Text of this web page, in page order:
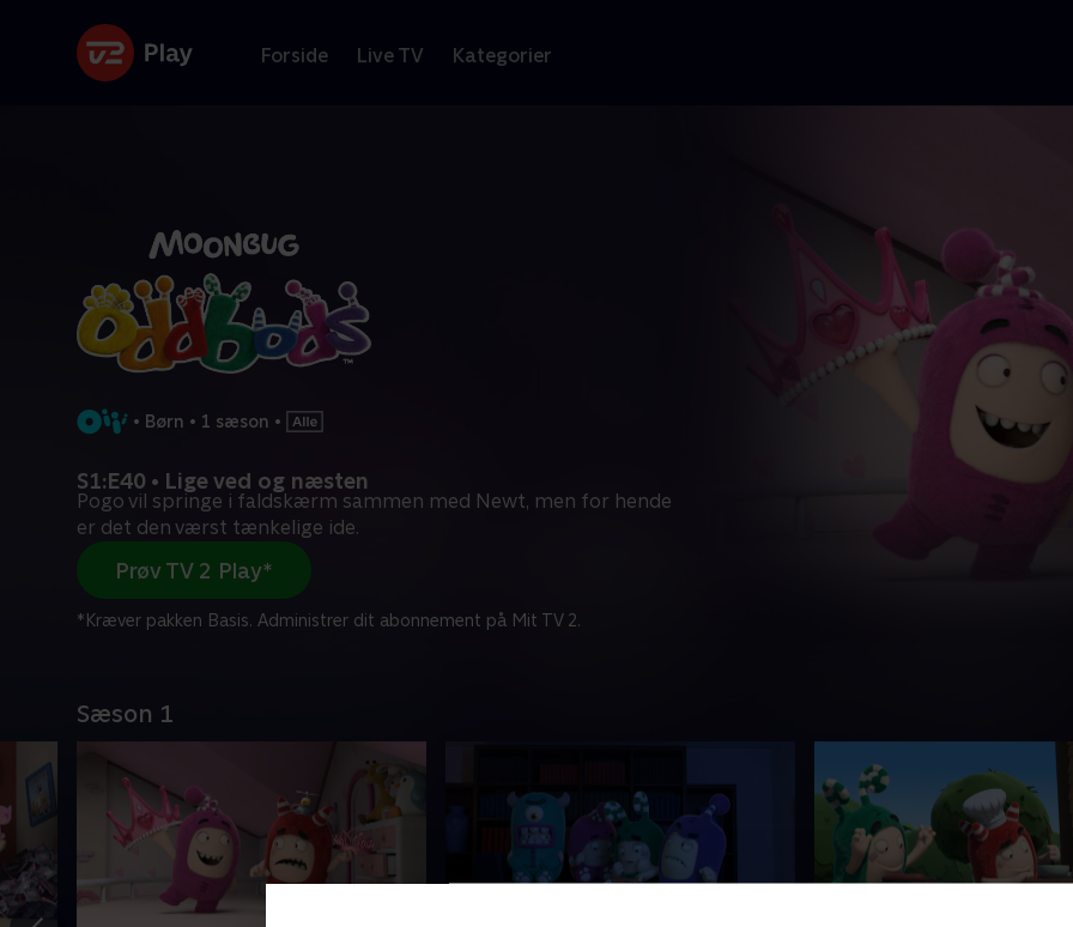
Forside Live TV Kategorier
• Børn • 1 sæson •
S1:E40 • Lige ved og næsten
Pogo vil springe i faldskærm sammen med Newt, men for hende
er det den værst tænkelige ide.
Prøv TV 2 Play*
*Kræver pakken Basis. Administrer dit abonnement på Mit TV 2.
Sæson 1